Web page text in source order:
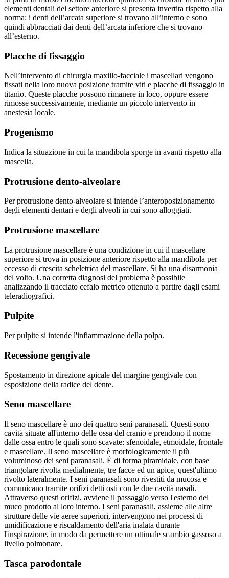
elementi dentali del settore anteriore si presenta invertita rispetto alla
norma: i denti dell’arcata superiore si trovano all’interno e sono
quindi abbracciati dai denti dell’arcata inferiore che si trovano
all’esterno.
Placche di fissaggio
Nell’intervento di chirurgia maxillo-facciale i mascellari vengono
fissati nella loro nuova posizione tramite viti e placche di fissaggio in
titanio. Queste placche possono rimanere in loco, oppure essere
rimosse successivamente, mediante un piccolo intervento in
anestesia locale.
Progenismo
Indica la situazione in cui la mandibola sporge in avanti rispetto alla
mascella.
Protrusione dento-alveolare
Per protrusione dento-alveolare si intende l’anteroposizionamento
degli elementi dentari e degli alveoli in cui sono alloggiati.
Protrusione mascellare
La protrusione mascellare è una condizione in cui il mascellare
superiore si trova in posizione anteriore rispetto alla mandibola per
eccesso di crescita scheletrica del mascellare. Si ha una disarmonia
del volto. Una corretta diagnosi del problema è possibile
analizzando il tracciato cefalo metrico ottenuto a partire dagli esami
teleradiografici.
Pulpite
Per pulpite si intende l'infiammazione della polpa.
Recessione gengivale
Spostamento in direzione apicale del margine gengivale con
esposizione della radice del dente.
Seno mascellare
Il seno mascellare è uno dei quattro seni paranasali. Questi sono
cavità situate all'interno delle ossa del cranio e prendono il nome
dalle ossa entro le quali sono scavate: sfenoidale, etmoidale, frontale
e mascellare. Il seno mascellare è morfologicamente il più
voluminoso dei seni paranasali. È di forma piramidale, con base
triangolare rivolta medialmente, tre facce ed un apice, quest'ultimo
rivolto lateralmente. I seni paranasali sono rivestiti da mucosa e
comunicano tramite orifizi detti osti con le due cavità nasali.
Attraverso questi orifizi, avviene il passaggio verso l'esterno del
muco prodotto al loro interno. I seni paranasali, assieme alle altre
strutture delle vie aeree superiori, intervengono nei processi di
umidificazione e riscaldamento dell'aria inalata durante
l'inspirazione, in modo da permettere un ottimale scambio gassoso a
livello polmonare.
Tasca parodontale